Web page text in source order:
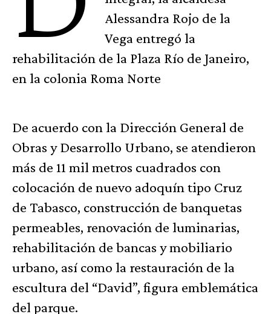
Alessandra Rojo de la
Vega entregó la
rehabilitación de la Plaza Río de Janeiro,
en la colonia Roma Norte
De acuerdo con la Dirección General de
Obras y Desarrollo Urbano, se atendieron
más de 11 mil metros cuadrados con
colocación de nuevo adoquín tipo Cruz
de Tabasco, construcción de banquetas
permeables, renovación de luminarias,
rehabilitación de bancas y mobiliario
urbano, así como la restauración de la
escultura del “David”, figura emblemática
del parque.